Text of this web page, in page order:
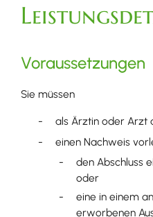
Voraussetzungen
Sie müssen
als Ärztin oder Arzt
einen Nachweis
den Abschluss
oder
eine in einem
erworbenen